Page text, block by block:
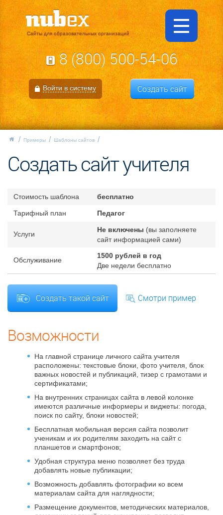
Сайты для образовательных организаций
8 (800) 500-54-06
Войти в систему Создать сайт
Примеры Шаблоны сайтов
Создать сайт учителя
Стоимость шаблона бесплатно
Тарифный план Педагог
Услуги
Не включены (вы заполняете
сайт информацией сами)
Обслуживание
1500 рублей в год
Две недели бесплатно
Создать такой сайт Смотри пример
Возможности
На главной странице личного сайта учителя
расположены: текстовые блоки, фото учителя, блок
важных новостей и публикаций, тизер с грамотами и
сертификатами;
На внутренних страницах сайта в левой колонке
имеются различные информеры и виджеты: погода,
поиск по сайту, блоки новостей;
Бесплатная мобильная версия сайта позволит
ученикам и их родителям заходить на сайт с
планшетов и смартфонов;
Удобная структура меню позволяет без труда
добавлять новые публикации;
Возможность добавлять фотографии ко всем
материалам сайта для наглядности;
Размещение документов, методических материалов,